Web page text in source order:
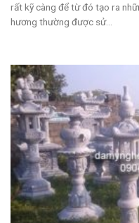
rất kỹ càng để từ đó tạo ra
hương thường được sử...